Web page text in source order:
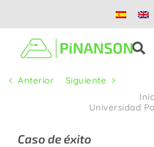
contenido
Soluciones
Universidad
Anterior Siguiente
Caso de éxito